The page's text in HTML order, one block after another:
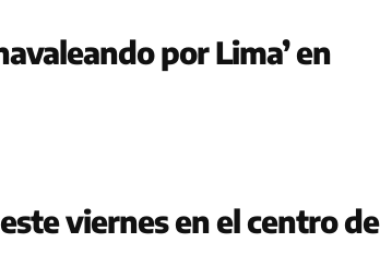
por Lima’ en
viernes en el centro de